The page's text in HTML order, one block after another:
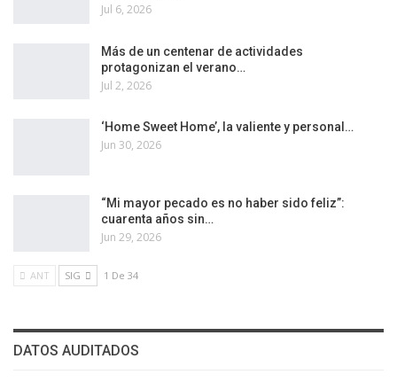
Jul 6, 2026
Más de un centenar de actividades
protagonizan el verano…
Jul 2, 2026
‘Home Sweet Home’, la valiente y personal…
Jun 30, 2026
“Mi mayor pecado es no haber sido feliz”:
cuarenta años sin…
Jun 29, 2026
ANT SIG 1 De 34
DATOS AUDITADOS